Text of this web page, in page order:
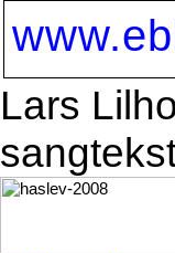
Lars